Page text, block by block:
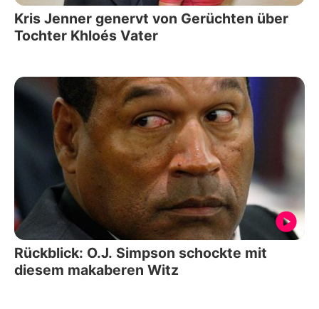
Kris Jenner genervt von Gerüchten über
Tochter Khloés Vater
Rückblick: O.J. Simpson schockte mit
diesem makaberen Witz